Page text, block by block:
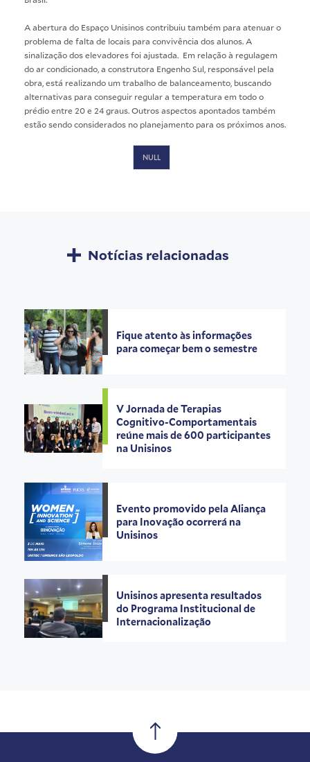
A abertura do Espaço Unisinos contribuiu também para atenuar o
problema de falta de locais para convivência dos alunos. A
sinalização dos elevadores foi ajustada. Em relação à regulagem
do ar condicionado, a construtora Engenho Sul, responsável pela
obra, está realizando um trabalho de balanceamento, buscando
alternativas para conseguir regular a temperatura em todo o
prédio entre 20 e 24 graus. Outros aspectos apontados também
estão sendo considerados no planejamento para os próximos anos.
NULL
Notícias relacionadas
Fique atento às informações
para começar bem o semestre
V Jornada de Terapias
Cognitivo-Comportamentais
reúne mais de 600 participantes
na Unisinos
Evento promovido pela Aliança
para Inovação ocorrerá na
Unisinos
Unisinos apresenta resultados
do Programa Institucional de
Internacionalização